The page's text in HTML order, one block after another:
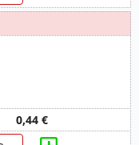
0,44 €